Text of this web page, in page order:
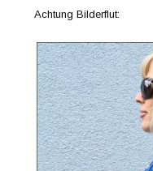
Achtung Bilderflut: